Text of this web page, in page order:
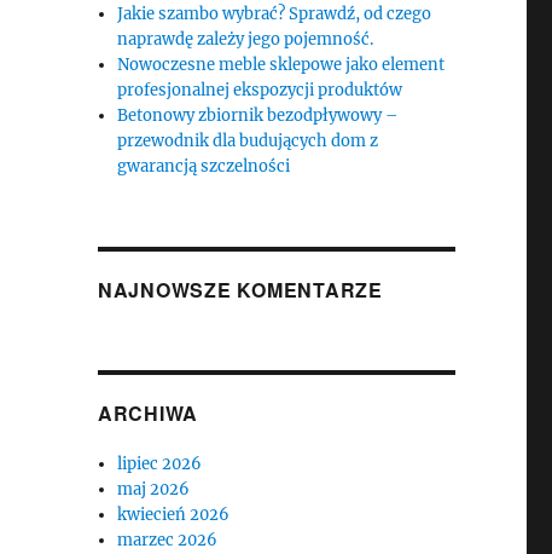
Jakie szambo wybrać? Sprawdź, od czego
naprawdę zależy jego pojemność.
Nowoczesne meble sklepowe jako element
profesjonalnej ekspozycji produktów
Betonowy zbiornik bezodpływowy –
przewodnik dla budujących dom z
gwarancją szczelności
NAJNOWSZE KOMENTARZE
ARCHIWA
lipiec 2026
maj 2026
kwiecień 2026
marzec 2026